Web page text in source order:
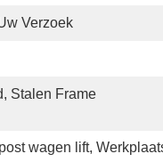
Verzoek
Stalen Frame
wagen lift,